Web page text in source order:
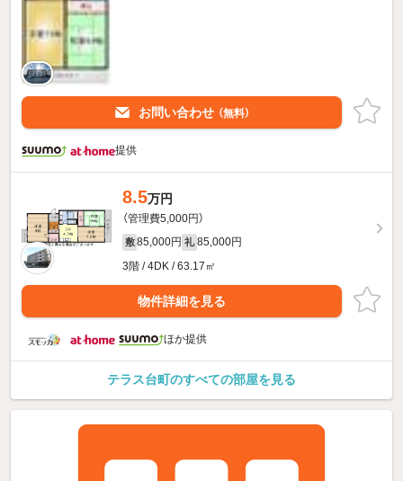
お問い合わせ （無料）
提供
8.5万円
（管理費5,000円）
敷 85,000円 礼 85,000円
3階 / 4DK / 63.17㎡
物件詳細を見る
ほか提供
テラス台町のすべての部屋を見る